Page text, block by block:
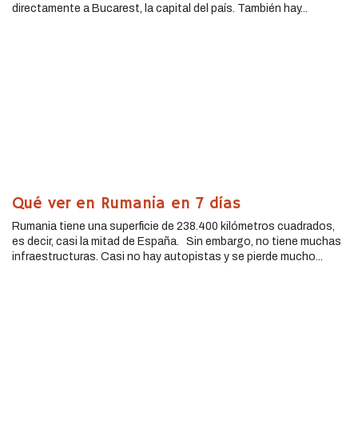
directamente a Bucarest, la capital del país. También hay...
Qué ver en Rumania en 7 días
Rumania tiene una superficie de 238.400 kilómetros cuadrados,
es decir, casi la mitad de España. Sin embargo, no tiene muchas
infraestructuras. Casi no hay autopistas y se pierde mucho...